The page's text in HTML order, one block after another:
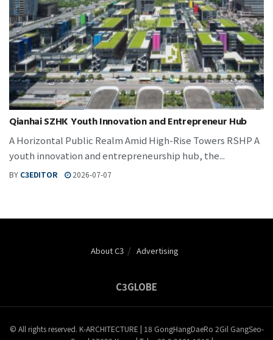
Qianhai SZHK Youth Innovation and Entrepreneur Hub
A Horizontal Public Realm Amid High-Rise Towers RSHP A
youth innovation and entrepreneurship hub, the...
BY C3EDITOR 2026-07-07
About C3 Advertising
C3GLOBE
© All rights reserved. K-ARCHITECTURE | 18 GongHangDaeRo 2Gil GangSeo-